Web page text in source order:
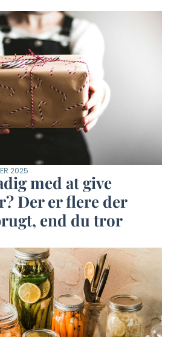
2025
med at give
Der er flere der
end du tror